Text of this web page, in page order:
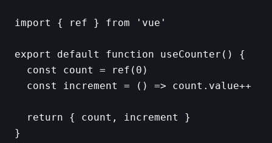
import { ref } from 'vue'
export default function useCounter() {
  const count = ref(0)
  const increment = () => count.value++
  return { count, increment }